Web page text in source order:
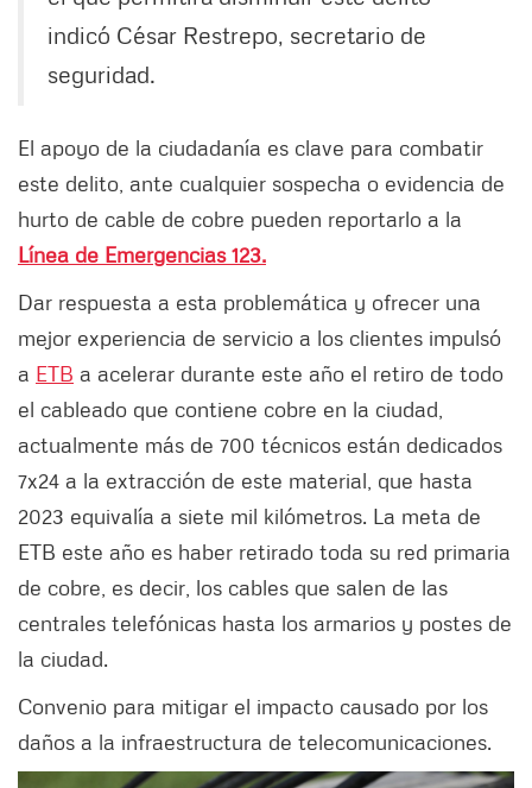
indicó César Restrepo, secretario de
seguridad.
El apoyo de la ciudadanía es clave para combatir
este delito, ante cualquier sospecha o evidencia de
hurto de cable de cobre pueden reportarlo a la
Línea de Emergencias 123.
Dar respuesta a esta problemática y ofrecer una
mejor experiencia de servicio a los clientes impulsó
a ETB a acelerar durante este año el retiro de todo
el cableado que contiene cobre en la ciudad,
actualmente más de 700 técnicos están dedicados
7x24 a la extracción de este material, que hasta
2023 equivalía a siete mil kilómetros. La meta de
ETB este año es haber retirado toda su red primaria
de cobre, es decir, los cables que salen de las
centrales telefónicas hasta los armarios y postes de
la ciudad.
Convenio para mitigar el impacto causado por los
daños a la infraestructura de telecomunicaciones.